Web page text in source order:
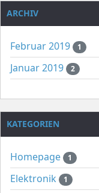
ARCHIV
Februar 2019 1
Januar 2019 2
KATEGORIEN
Homepage 1
Elektronik 1